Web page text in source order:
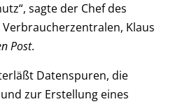
sagte der Chef des
Klaus
Post.
Datenspuren, die
zur Erstellung eines